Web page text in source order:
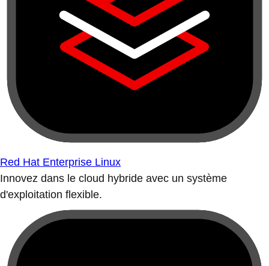
Red Hat Enterprise Linux
Innovez dans le cloud hybride avec un système
d'exploitation flexible.